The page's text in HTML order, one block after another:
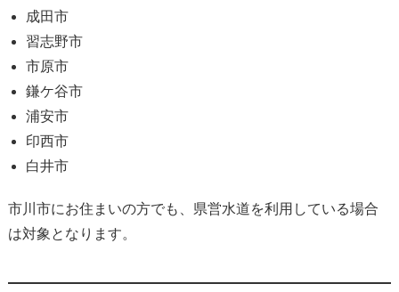
成田市
習志野市
市原市
鎌ケ谷市
浦安市
印西市
白井市
市川市にお住まいの方でも、県営水道を利用している場合
は対象となります。